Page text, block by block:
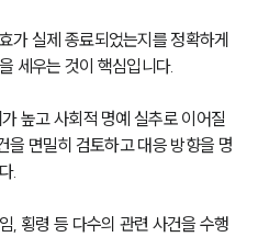
가 실제 종료되었는지를 정확하게
세우는 것이 핵심입니다.
높고 사회적 명예 실추로 이어질
을 면밀히 검토하고 대응 방향을 명
.
, 횡령 등 다수의 관련 사건을 수행